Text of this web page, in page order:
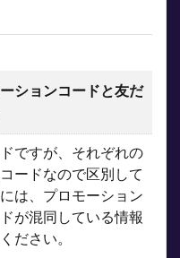
ションコードと友だ
ですが、それぞれの
ードなので区別して
は、プロモーション
が混同している情報
ださい。